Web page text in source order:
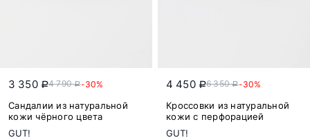
3 350 a4 790a-30%
Сандалии из натуральной
кожи чёрного цвета
GUT!
4 450 a6 350a-30%
Кроссовки из натуральной
кожи с перфорацией
GUT!